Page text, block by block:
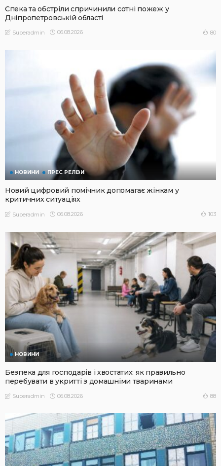
Спека та обстріли спричинили сотні пожеж у
Дніпропетровській області
Superadmin 06.08.2026 80
НОВИНИ ПРЕС РЕЛІЗИ
Новий цифровий помічник допомагає жінкам у
критичних ситуаціях
Superadmin 06.08.2026 103
НОВИНИ
Безпека для господарів і хвостатих: як правильно
перебувати в укритті з домашніми тваринами
Superadmin 06.08.2026 88